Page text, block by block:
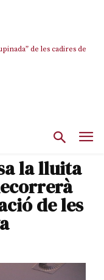
de les cadires de
punts del pacte amb
la lluita
de les